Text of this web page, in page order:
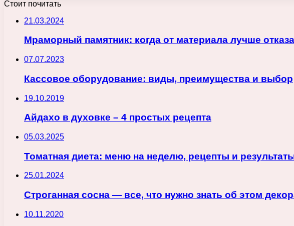
Стоит почитать
21.03.2024
Мраморный памятник: когда от материала лучше
07.07.2023
Кассовое оборудование: виды, преимущества и выбор
19.10.2019
Айдахо в духовке – 4 простых рецепта
05.03.2025
Томатная диета: меню на неделю, рецепты и
25.01.2024
Строганная сосна — все, что нужно знать об этом
10.11.2020